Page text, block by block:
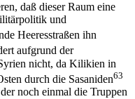
daß dieser Raum eine
und
Heeresstraßen ihn
aufgrund der
nicht, da Kilikien in
durch die Sasaniden63
noch einmal die Truppen